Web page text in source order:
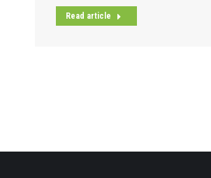
Read article